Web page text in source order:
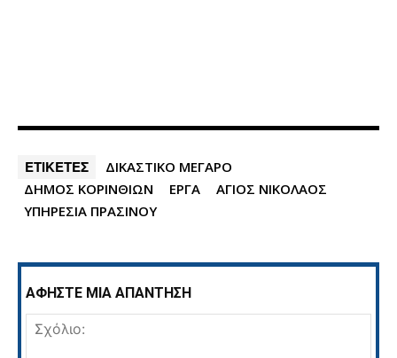
ΕΤΙΚΕΤΕΣ
ΔΙΚΑΣΤΙΚΟ ΜΕΓΑΡΟ
ΔΗΜΟΣ ΚΟΡΙΝΘΙΩΝ
ΕΡΓΑ
ΑΓΙΟΣ ΝΙΚΟΛΑΟΣ
ΥΠΗΡΕΣΙΑ ΠΡΑΣΙΝΟΥ
ΑΦΗΣΤΕ ΜΙΑ ΑΠΑΝΤΗΣΗ